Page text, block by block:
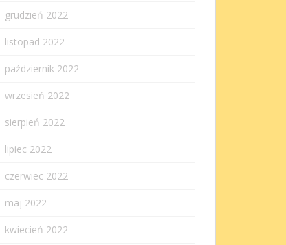
grudzień 2022
listopad 2022
październik 2022
wrzesień 2022
sierpień 2022
lipiec 2022
czerwiec 2022
maj 2022
kwiecień 2022